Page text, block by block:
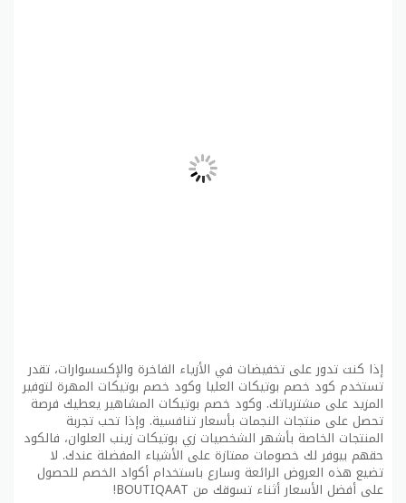
إذا كنت تدور على تخفيضات في الأزياء الفاخرة والإكسسوارات، تقدر
تستخدم كود خصم بوتيكات العليا وكود خصم بوتيكات المهرة لتوفير
المزيد على مشترياتك. وكود خصم بوتيكات المشاهير يعطيك فرصة
تحصل على منتجات النجمات بأسعار تنافسية. وإذا تحب تجربة
المنتجات الخاصة بأشهر الشخصيات زي بوتيكات زينب العلوان، فالكود
حقهم بيوفر لك خصومات ممتازة على الأشياء المفضلة عندك. لا
تضيع هذه العروض الرائعة وسارع باستخدام أكواد الخصم للحصول
على أفضل الأسعار أثناء تسوقك من BOUTIQAAT!